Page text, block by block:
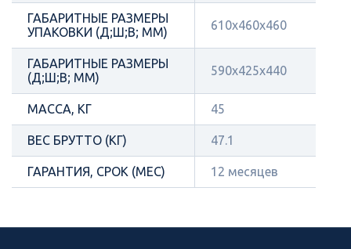
ГАБАРИТНЫЕ РАЗМЕРЫ
УПАКОВКИ (Д;Ш;В; ММ)
610х460х460
ГАБАРИТНЫЕ РАЗМЕРЫ
(Д;Ш;В; ММ)
590х425х440
МАССА, КГ 45
ВЕС БРУТТО (КГ) 47.1
ГАРАНТИЯ, СРОК (МЕС) 12 месяцев